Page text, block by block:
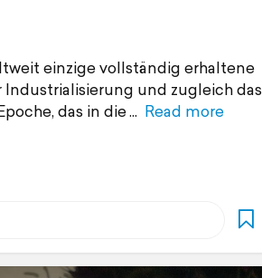
einzige vollständig erhaltene
und zugleich das
das in die
Read more